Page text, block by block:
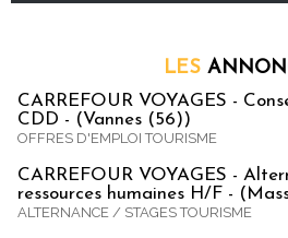
LES
CARREFOUR VOYAGES -
CDD - (Vannes (56))
OFFRES D'EMPLOI TOURISME
CARREFOUR VOYAGES -
ressources humaines H/F -
ALTERNANCE / STAGES TOURISME